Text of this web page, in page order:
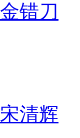
金错刀
宋清辉